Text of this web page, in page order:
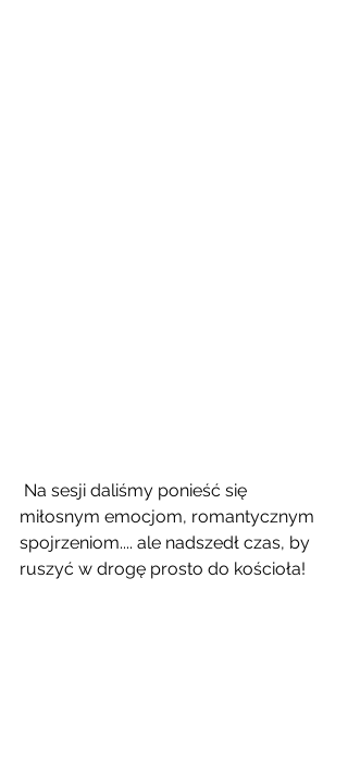
miłosnym emocjom, romantycznym
spojrzeniom.... ale nadszedł czas, by
ruszyć w drogę prosto do kościoła!